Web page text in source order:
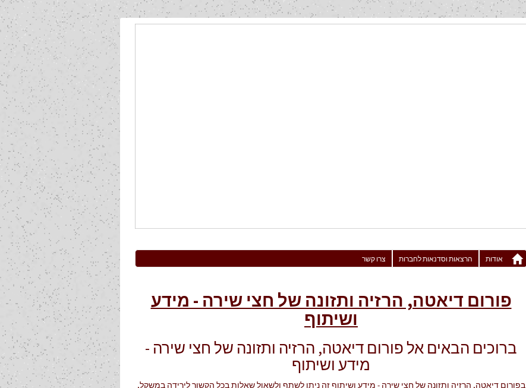
אודות הרצאות וסדנאות לחברות צרו קשר
פורום דיאטה, הרזיה ותזונה של חצי שירה - מידע
ושיתוף
ברוכים הבאים אל פורום דיאטה, הרזיה ותזונה של חצי שירה -
מידע ושיתוף
בפורום דיאטה, הרזיה ותזונה של חצי שירה - מידע ושיתוף זה ניתן לשתף ולשאול שאלות בכל הקשור לירידה במשקל,